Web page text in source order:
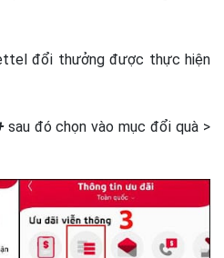
đổi thưởng được thực hiện
sau đó chọn vào mục đổi quà >